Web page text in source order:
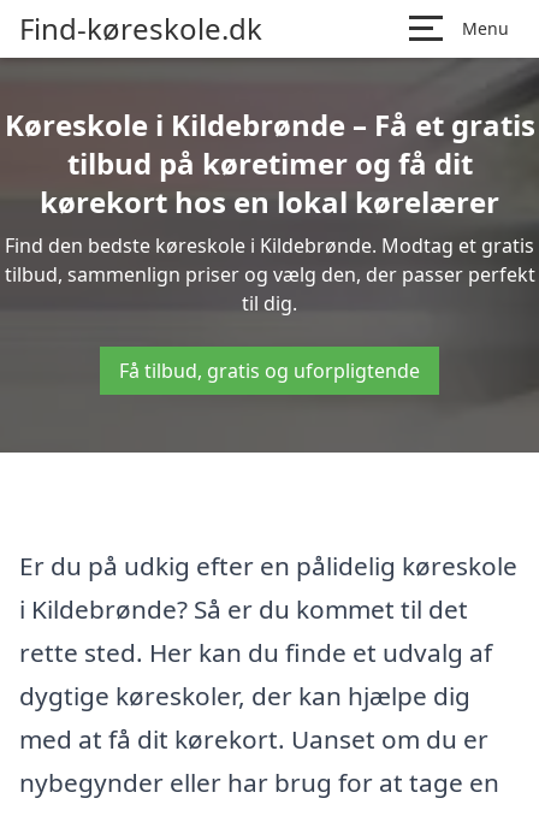
Find-køreskole.dk Menu
Køreskole i Kildebrønde – Få et gratis
tilbud på køretimer og få dit
kørekort hos en lokal kørelærer
Find den bedste køreskole i Kildebrønde. Modtag et gratis
tilbud, sammenlign priser og vælg den, der passer perfekt
til dig.
Få tilbud, gratis og uforpligtende
Er du på udkig efter en pålidelig køreskole
i Kildebrønde? Så er du kommet til det
rette sted. Her kan du finde et udvalg af
dygtige køreskoler, der kan hjælpe dig
med at få dit kørekort. Uanset om du er
nybegynder eller har brug for at tage en